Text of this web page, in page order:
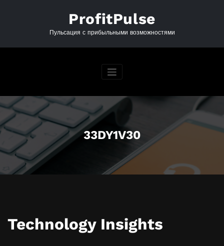
ProfitPulse
Пульсация с прибыльными возможностями
33DY1V30
Technology Insights